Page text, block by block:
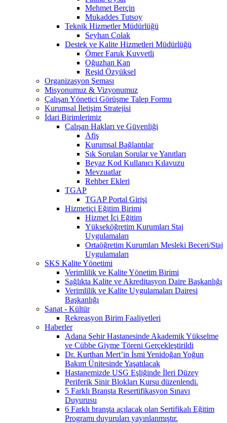
Mehmet Berçin
Mukaddes Tutsoy
Teknik Hizmetler Müdürlüğü
Seyhan Çolak
Destek ve Kalite Hizmetleri Müdürlüğü
Ömer Faruk Kuvvetli
Oğuzhan Kan
Reşid Özyüksel
Organizasyon Şeması
Misyonumuz & Vizyonumuz
Çalışan Yönetici Görüşme Talep Formu
Kurumsal İletişim Stratejisi
İdari Birimlerimiz
Çalışan Hakları ve Güvenliği
Afiş
Kurumsal Bağlantılar
Sık Sorulan Sorular ve Yanıtları
Beyaz Kod Kullanıcı Kılavuzu
Mevzuatlar
Rehber Ekleri
TGAP
TGAP Portal Girişi
Hizmetiçi Eğitim Birimi
Hizmet İçi Eğitim
Yükseköğretim Kurumları Staj
Uygulamaları
Ortaöğretim Kurumları Mesleki Beceri/Staj
Uygulamaları
SKS Kalite Yönetimi
Verimlilik ve Kalite Yönetim Birimi
Sağlıkta Kalite ve Akreditasyon Daire Başkanlığı
Verimlilik ve Kalite Uygulamaları Dairesi
Başkanlığı
Sanat - Kültür
Rekreasyon Birim Faaliyetleri
Haberler
Adana Şehir Hastanesinde Akademik Yükselme
ve Cübbe Giyme Töreni Gerçekleştirildi
Dr. Kurthan Mert’in İsmi Yenidoğan Yoğun
Bakım Ünitesinde Yaşatılacak
Hastanemizde USG Eşliğinde İleri Düzey
Periferik Sinir Blokları Kursu düzenlendi.
5 Farklı Branşta Resertifikasyon Sınavı
Duyurusu
6 Farklı branşta açılacak olan Sertifikalı Eğitim
Programı duyuruları yayınlanmıştır.